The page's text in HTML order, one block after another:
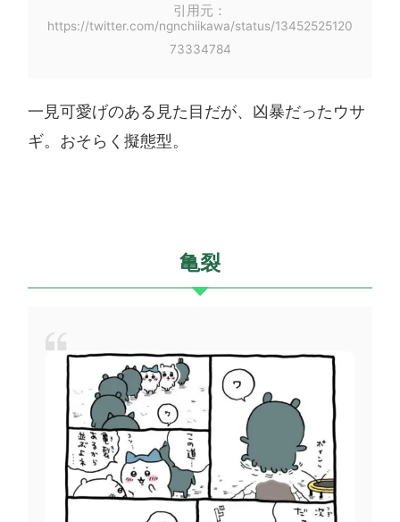
引用元：
https://twitter.com/ngnchiikawa/status/13452525120
73334784
一見可愛げのある見た目だが、凶暴だったウサ
ギ。おそらく擬態型。
亀裂